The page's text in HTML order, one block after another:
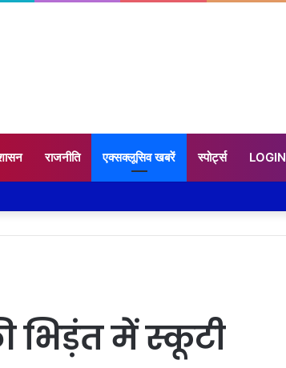
राजनीति एक्सक्लूसिव खबरें स्पोर्ट्स LOGIN
भिड़ंत में स्कूटी